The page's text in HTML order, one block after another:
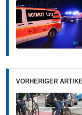
VORHERIGER